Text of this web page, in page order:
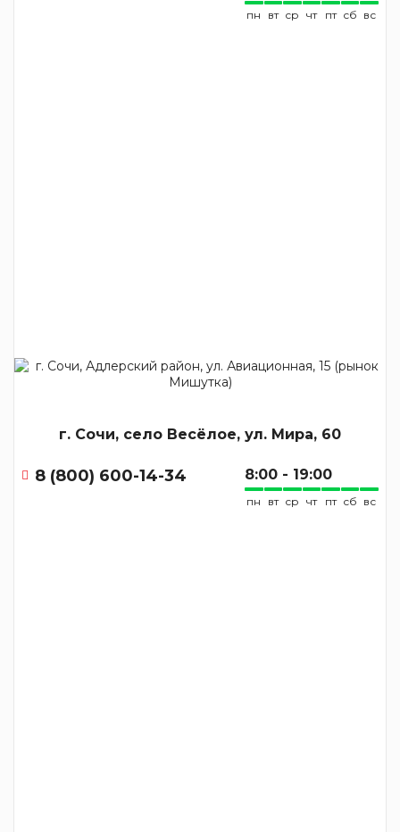
пн вт ср чт пт сб вс
г. Сочи, село Весёлое, ул. Мира, 60
8 (800) 600-14-34 8:00 - 19:00
пн вт ср чт пт сб вс